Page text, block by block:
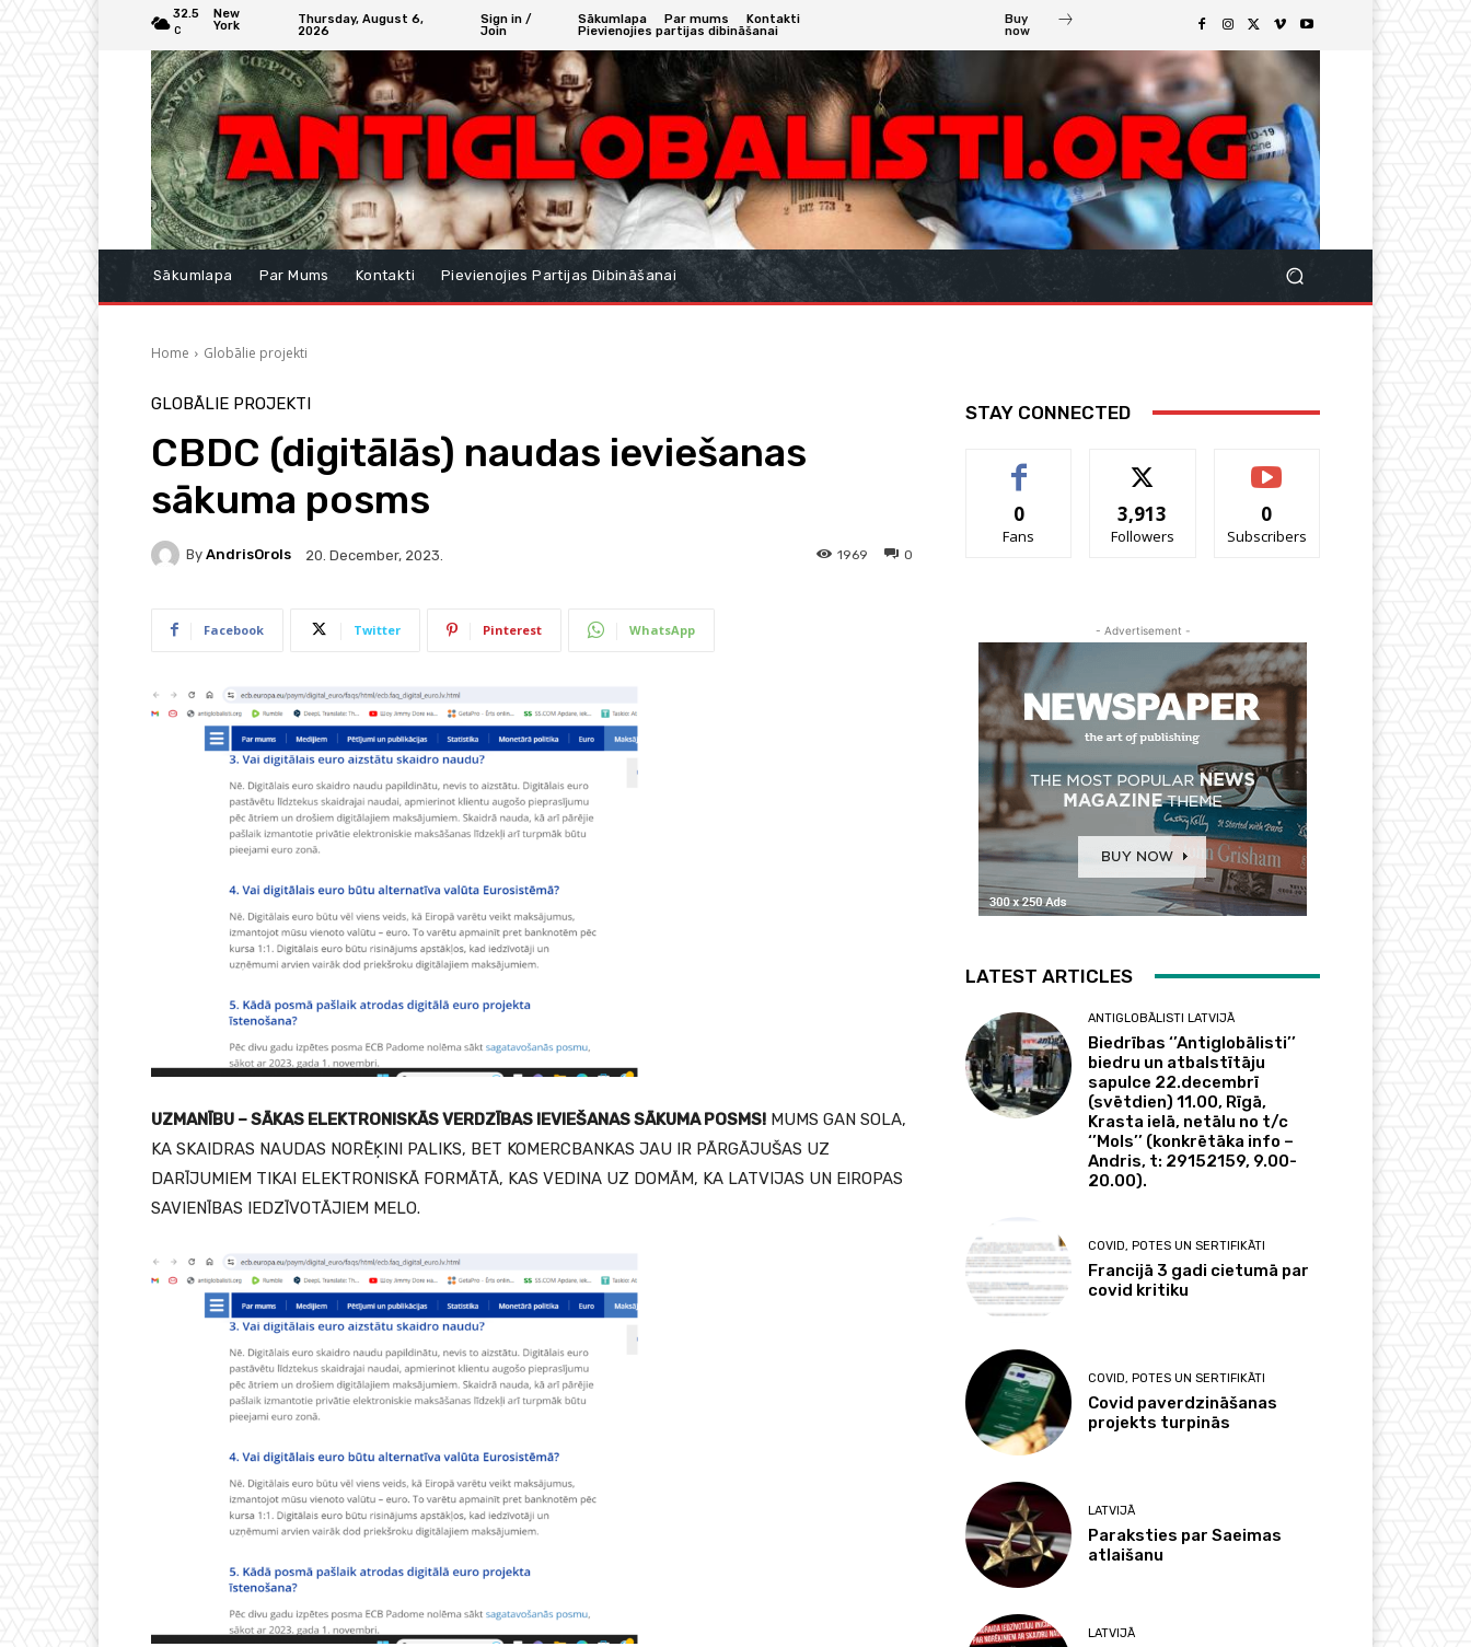
32.5
C
New
York
Thursday, August 6,
2026
Sign in /
Join
Sākumlapa Par mums
Kontakti
Pievienojies partijas dibināšanai
Buy
now
Sākumlapa Par Mums Kontakti Pievienojies Partijas Dibināšanai
Home Globālie projekti
GLOBĀLIE PROJEKTI
CBDC (digitālās) naudas ieviešanas
sākuma posms
By AndrisOrols 20. December, 2023. 0
1969
Facebook Twitter Pinterest WhatsApp
UZMANĪBU – SĀKAS ELEKTRONISKĀS VERDZĪBAS IEVIEŠANAS SĀKUMA POSMS! MUMS GAN SOLA,
KA SKAIDRAS NAUDAS NORĒĶINI PALIKS, BET KOMERCBANKAS JAU IR PĀRGĀJUŠAS UZ
DARĪJUMIEM TIKAI ELEKTRONISKĀ FORMĀTĀ, KAS VEDINA UZ DOMĀM, KA LATVIJAS UN EIROPAS
SAVIENĪBAS IEDZĪVOTĀJIEM MELO.
STAY CONNECTED
0
Fans
3,913
Followers
0
Subscribers
- Advertisement -
LATEST ARTICLES
ANTIGLOBĀLISTI LATVIJĀ
Biedrības ‘’Antiglobālisti’’
biedru un atbalstītāju
sapulce 22.decembrī
(svētdien) 11.00, Rīgā,
Krasta ielā, netālu no t/c
‘’Mols’’ (konkrētāka info –
Andris, t: 29152159, 9.00-
20.00).
COVID, POTES UN SERTIFIKĀTI
Francijā 3 gadi cietumā par
covid kritiku
COVID, POTES UN SERTIFIKĀTI
Covid paverdzināšanas
projekts turpinās
LATVIJĀ
Paraksties par Saeimas
atlaišanu
LATVIJĀ